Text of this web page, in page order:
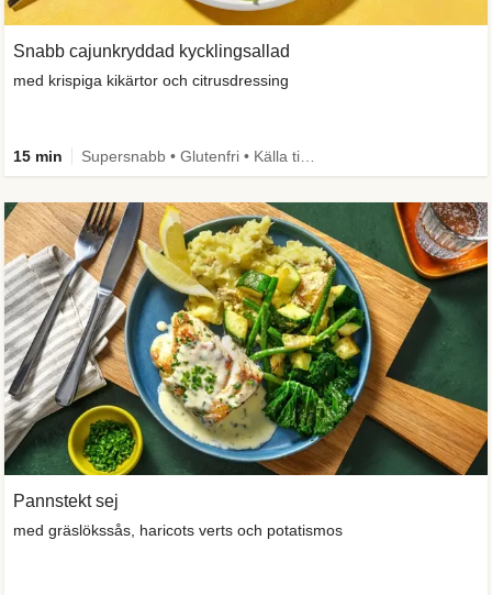
Snabb cajunkryddad kycklingsallad
med krispiga kikärtor och citrusdressing
15 min
Pannstekt sej
med gräslökssås, haricots verts och potatismos